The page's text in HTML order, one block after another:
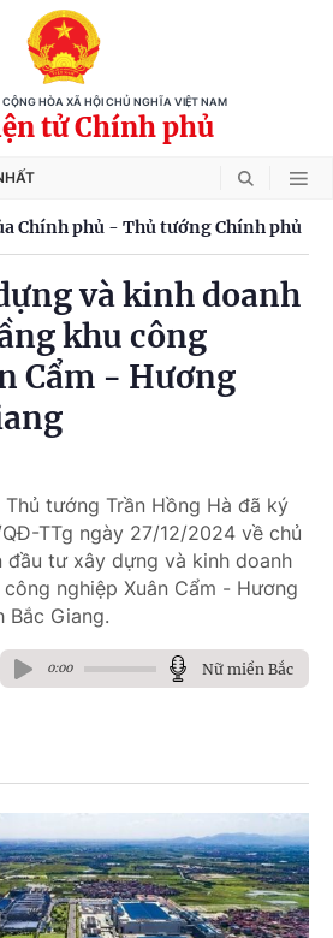
HÒA XÃ HỘI CHỦ NGHĨA VIỆT NAM
tử Chính phủ
Chính phủ - Thủ tướng Chính phủ
và kinh doanh
khu công
Cẩm - Hương
tướng Trần Hồng Hà đã ký
TTg ngày 27/12/2024 về chủ
tư xây dựng và kinh doanh
nghiệp Xuân Cẩm - Hương
Bắc Giang.
0:00 Nữ miền Bắc